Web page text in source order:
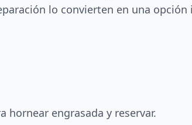
lo convierten en una
hornear engrasada y reservar.